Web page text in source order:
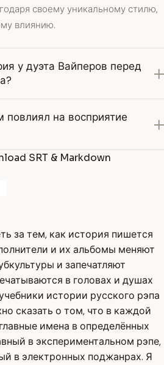
своему уникальному стилю,
влиянию.
у дуэта Вайперов перед
повлиял на восприятие
SRT & Markdown
за тем, как история пишется
и их альбомы меняют
и запечатляют
в головах и душах
истории русского рэпа
сказать о том, что в каждой
имена в определённых
в экспериментальном рэпе,
в электронных поджанрах. Я